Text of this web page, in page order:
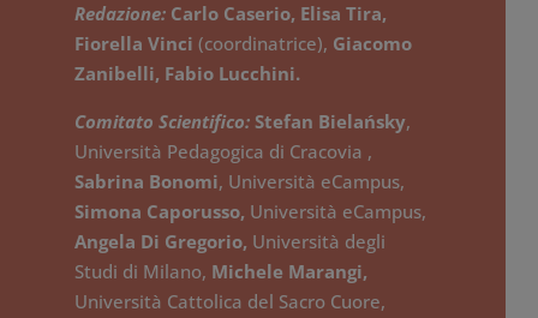
dati che generiamo nella nostra vita
quotidiana diviene una scia di
informazioni, relazioni, riferimenti spaziali
e collegamenti con persone, oggetti,
parole che sedimentano e finiscono per
costituire parte della nostra identità
digitale e che costituisce un nuovo
orizzonte della ricerca anche per le
scienze umane, giuridiche e politico-
sociali.
Redazione: Carlo Caserio, Elisa Tira,
Fiorella Vinci(coordinatrice), Giacomo
Zanibelli, Fabio Lucchini.
Comitato Scientifico: Stefan Bielańsky,
Università Pedagogica di Cracovia ,
Sabrina Bonomi, Università eCampus,
Simona Caporusso, Università eCampus,
Angela Di Gregorio, Università degli
Studi di Milano, Michele Marangi,
Università Cattolica del Sacro Cuore,